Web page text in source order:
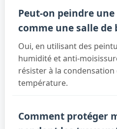
Peut-on peindre
comme une salle de
Oui, en utilisant des
humidité et anti-
résister à la
température.
Comment protéger